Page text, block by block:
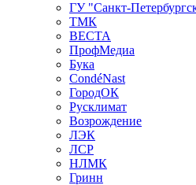
ГУ "Санкт-
ТМК
ВЕСТА
ПрофМедиа
Бука
CondéNast
ГородОК
Русклимат
Возрождение
ЛЭК
ЛСР
НЛМК
Гринн